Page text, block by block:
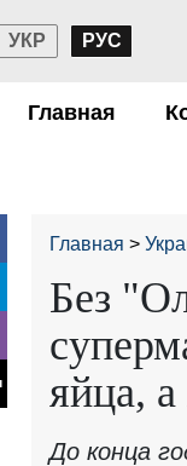
УКР РУС
Главная
Главная
Без
яйца,
До конца